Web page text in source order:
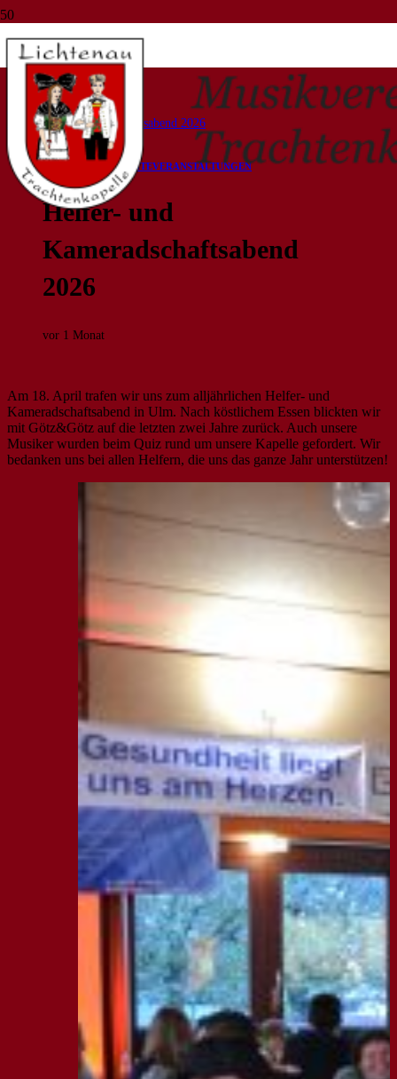
Blog
Allgemein
Helfer- und Kameradschaftsabend 2026
BERICHTEVERANSTALTUNGEN
Helfer- und
Kameradschaftsabend
2026
vor 1 Monat
Am 18. April trafen wir uns zum alljährlichen Helfer- und
Kameradschaftsabend in Ulm. Nach köstlichem Essen blickten wir
mit Götz&Götz auf die letzten zwei Jahre zurück. Auch unsere
Musiker wurden beim Quiz rund um unsere Kapelle gefordert. Wir
bedanken uns bei allen Helfern, die uns das ganze Jahr unterstützen!